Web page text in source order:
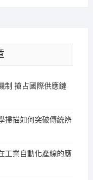
制 搶占國際供應鏈
掃描如何突破傳統辨
工業自動化產線的應